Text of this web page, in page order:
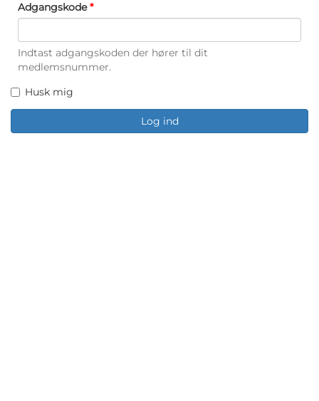
Adgangskode*
Indtast adgangskoden der hører til dit
medlemsnummer.
Husk mig